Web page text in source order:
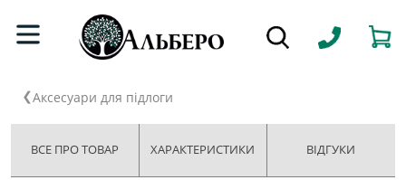
Аксесуари для підлоги
ВСЕ ПРО ТОВАР ХАРАКТЕРИСТИКИ ВІДГУКИ